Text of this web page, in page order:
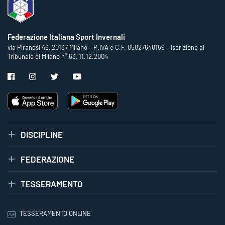
Federazione Italiana Sport Invernali
via Piranesi 46, 20137 Milano – P.IVA e C.F. 05027640159 – Iscrizione al
Tribunale di Milano n° 63, 11.12.2004
DISCIPLINE
FEDERAZIONE
TESSERAMENTO
TESSERAMENTO ONLINE